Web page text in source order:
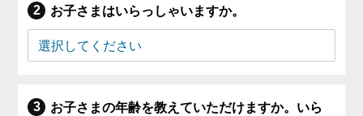
お子さまはいらっしゃいますか。
お子さまの年齢を教えていただけますか。いら